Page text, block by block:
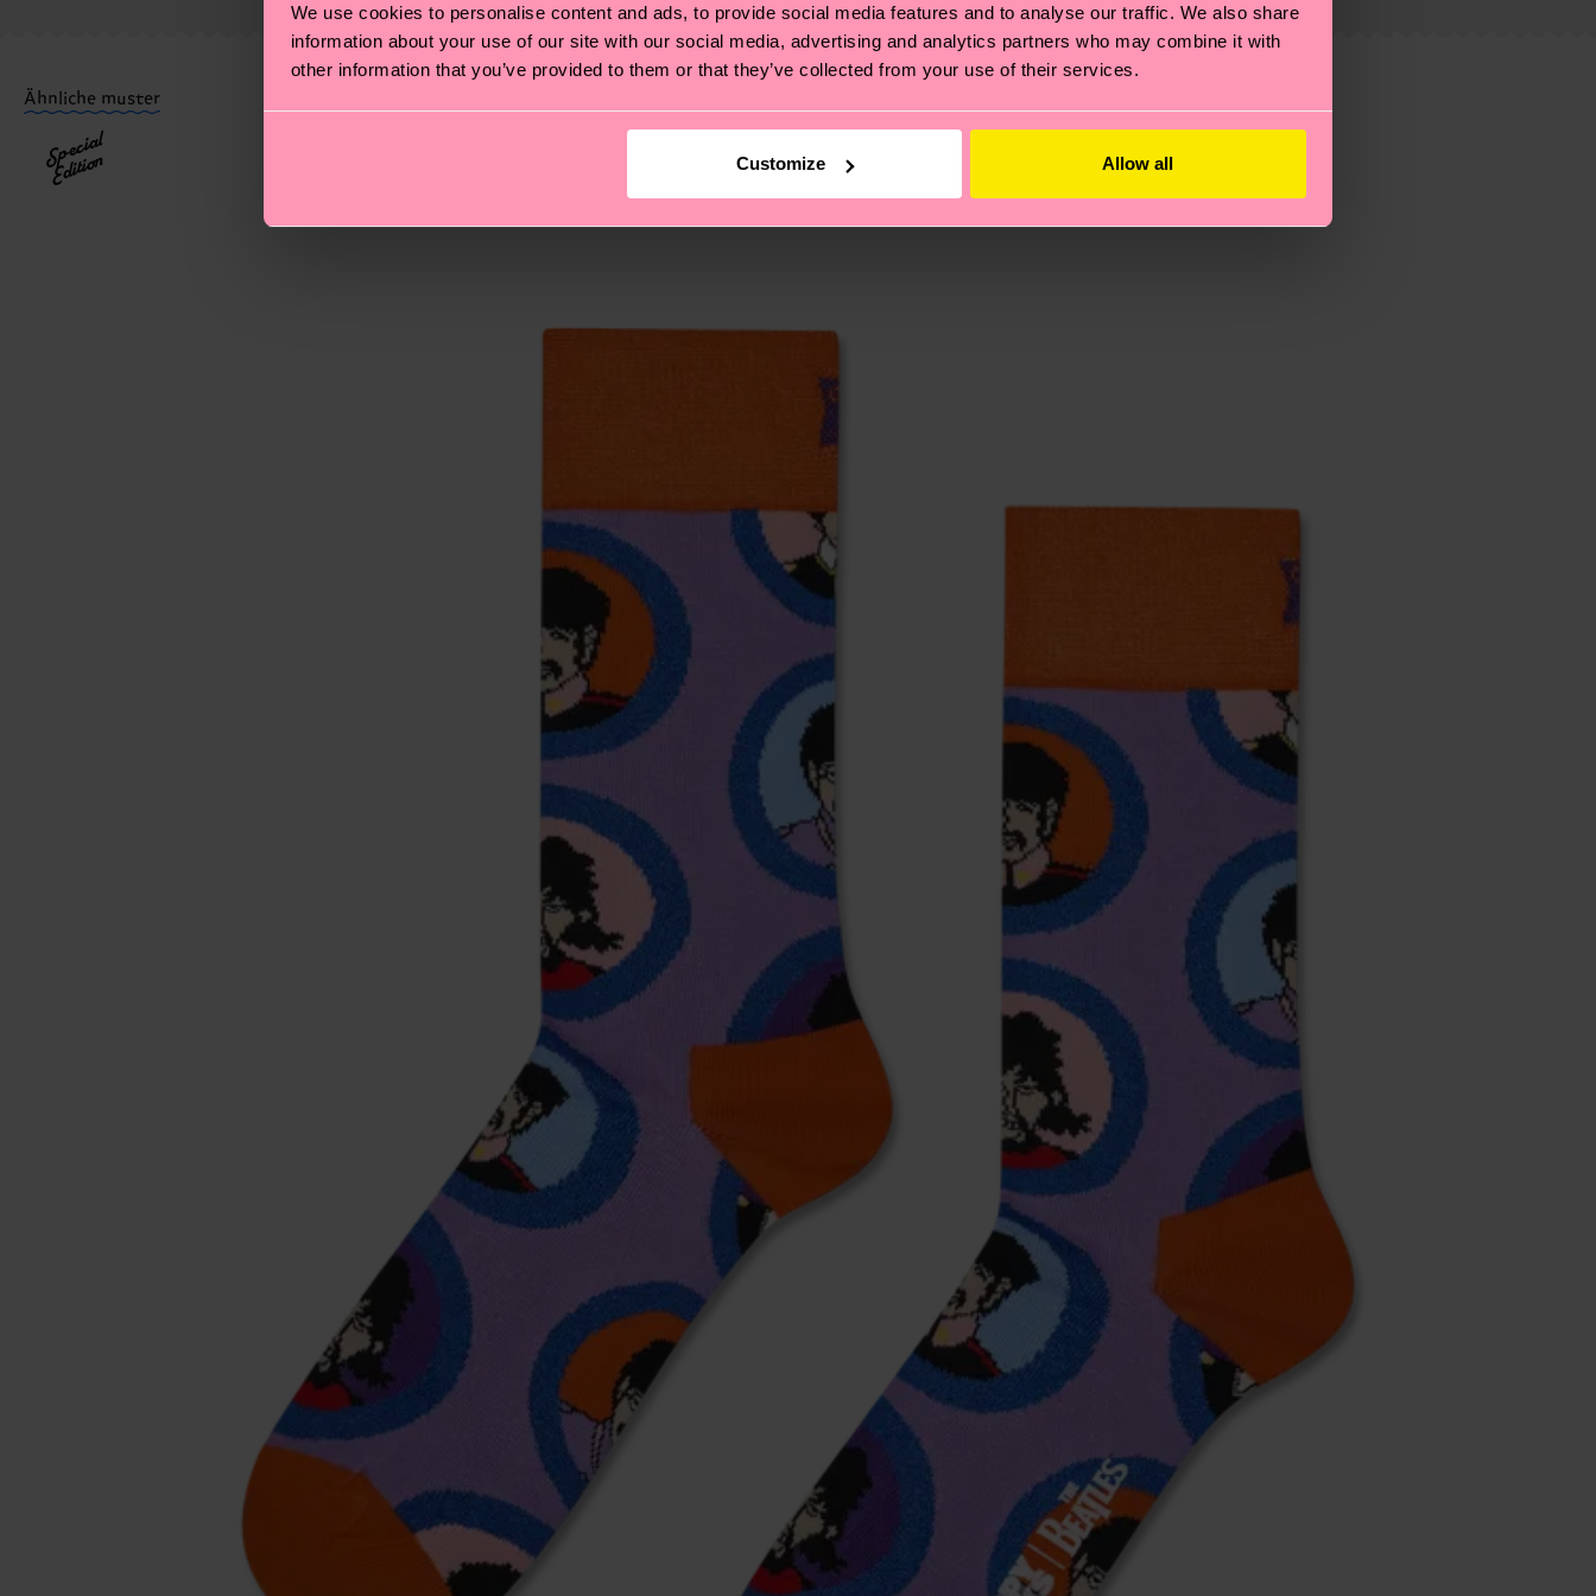
We use cookies to personalise content and ads, to provide social media features and to analyse our traffic. We also share
information about your use of our site with our social media, advertising and analytics partners who may combine it with
other information that you’ve provided to them or that they’ve collected from your use of their services.
Customize Allow all
Du hast Fragen zu einer Retoure? In unserem Hilfebereich im Artikel Retourenfindest du die am häufigsten gestellten Fragen.
Ähnliche muster
Special
Edition